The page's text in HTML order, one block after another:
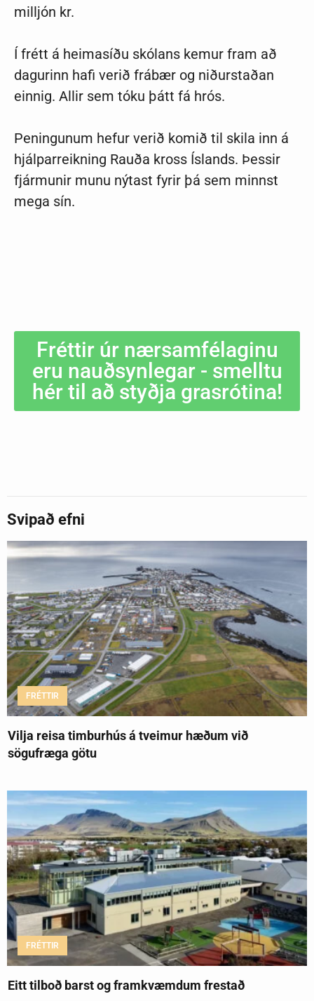
milljón kr.
Í frétt á heimasíðu skólans kemur fram að
dagurinn hafi verið frábær og niðurstaðan
einnig. Allir sem tóku þátt fá hrós.
Peningunum hefur verið komið til skila inn á
hjálparreikning Rauða kross Íslands. Þessir
fjármunir munu nýtast fyrir þá sem minnst
mega sín.
Fréttir úr nærsamfélaginu
eru nauðsynlegar - smelltu
hér til að styðja grasrótina!
Svipað efni
FRÉTTIR
Vilja reisa timburhús á tveimur hæðum við
sögufræga götu
FRÉTTIR
Eitt tilboð barst og framkvæmdum frestað